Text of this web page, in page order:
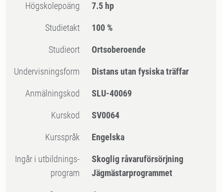
högskolepoäng 7.5 hp
Studietakt 100 %
Studieort Ortsoberoende
Undervisningsform Distans utan fysiska träffar
Anmälningskod SLU-40069
Kurskod SV0064
Kursspråk Engelska
Ingår i utbildnings-
program
Skoglig råvaruförsörjning
Jägmästarprogrammet